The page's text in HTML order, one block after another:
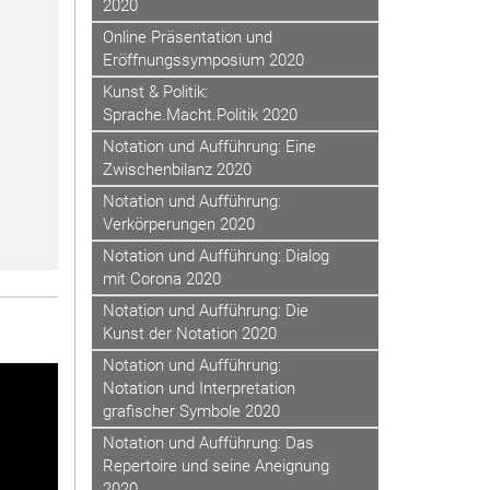
2020
Online Präsentation und
Eröffnungssymposium 2020
Kunst & Politik:
Sprache.Macht.Politik 2020
Notation und Aufführung: Eine
Zwischenbilanz 2020
Notation und Aufführung:
Verkörperungen 2020
Notation und Aufführung: Dialog
mit Corona 2020
Notation und Aufführung: Die
Kunst der Notation 2020
Notation und Aufführung:
Notation und Interpretation
grafischer Symbole 2020
Notation und Aufführung: Das
Repertoire und seine Aneignung